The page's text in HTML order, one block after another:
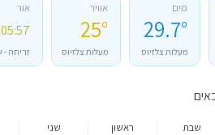
מים
29.7°
מעלות צלזיוס
אוויר
25°
מעלות צלזיוס
אור
05:57 - 19:34
זריחה -
שבת ראשון שני